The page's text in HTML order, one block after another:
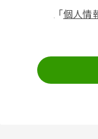
（2）ユーザー
せの内容確認
・当サービス
「個人情